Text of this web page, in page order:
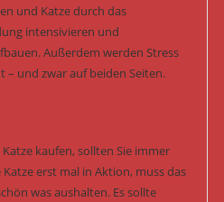
und Katze durch das
intensivieren und
Außerdem werden Stress
– und zwar auf beiden Seiten.
kaufen, sollten Sie immer
erst mal in Aktion, muss das
was aushalten. Es sollte